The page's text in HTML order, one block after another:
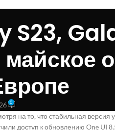
0
на то, что стабильная
доступ к обновлению One UI